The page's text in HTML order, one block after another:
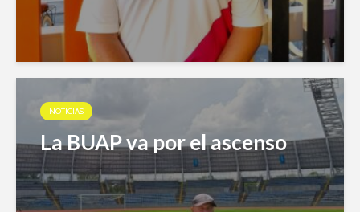
NOTICIAS
La BUAP va por el ascenso